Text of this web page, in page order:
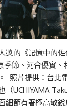
獎的《記憶中的佐
季節、河合優實、
照片提供：台北
（UCHIYAMA
細節有著極高敏